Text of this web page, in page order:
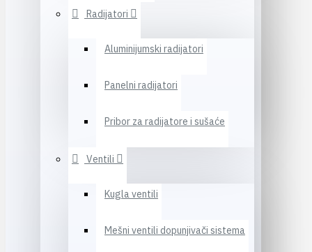
Radijatori
Aluminijumski radijatori
Panelni radijatori
Pribor za radijatore i sušaće
Ventili
Kugla ventili
Mešni ventili dopunjivači sistema